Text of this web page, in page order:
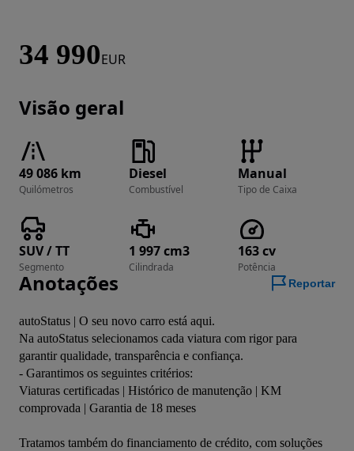
34 990EUR
Visão geral
49 086 km
Quilómetros
Diesel
Combustível
Manual
Tipo de Caixa
SUV / TT
Segmento
1 997 cm3
Cilindrada
163 cv
Potência
Anotações Reportar
autoStatus | O seu novo carro está aqui.
Na autoStatus selecionamos cada viatura com rigor para
garantir qualidade, transparência e confiança.
- Garantimos os seguintes critérios:
Viaturas certificadas | Histórico de manutenção | KM
comprovada | Garantia de 18 meses
Tratamos também do financiamento de crédito, com soluções